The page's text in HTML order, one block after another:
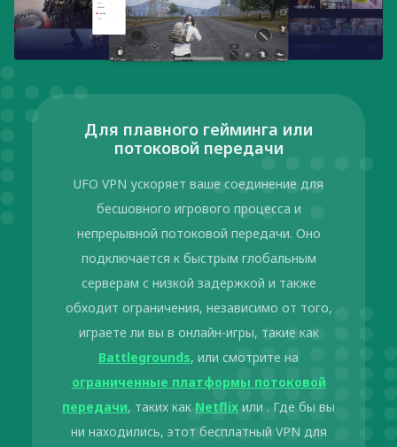
Для плавного гейминга или
потоковой передачи
UFO VPN ускоряет ваше соединение для
бесшовного игрового процесса и
непрерывной потоковой передачи. Оно
подключается к быстрым глобальным
серверам с низкой задержкой и также
обходит ограничения, независимо от того,
играете ли вы в онлайн-игры, такие как
Battlegrounds, или смотрите на
ограниченные платформы потоковой
передачи, таких как Netflix или . Где бы вы
ни находились, этот бесплатный VPN для